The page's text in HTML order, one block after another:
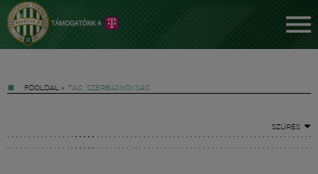
FŐOLDAL » TAG: SZERBAJNOKSÁG
SZŰRÉS